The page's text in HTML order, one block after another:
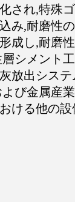
され,特殊
み,耐磨性
成し,耐磨
シメント
放出シス
び金属産
ける他の設